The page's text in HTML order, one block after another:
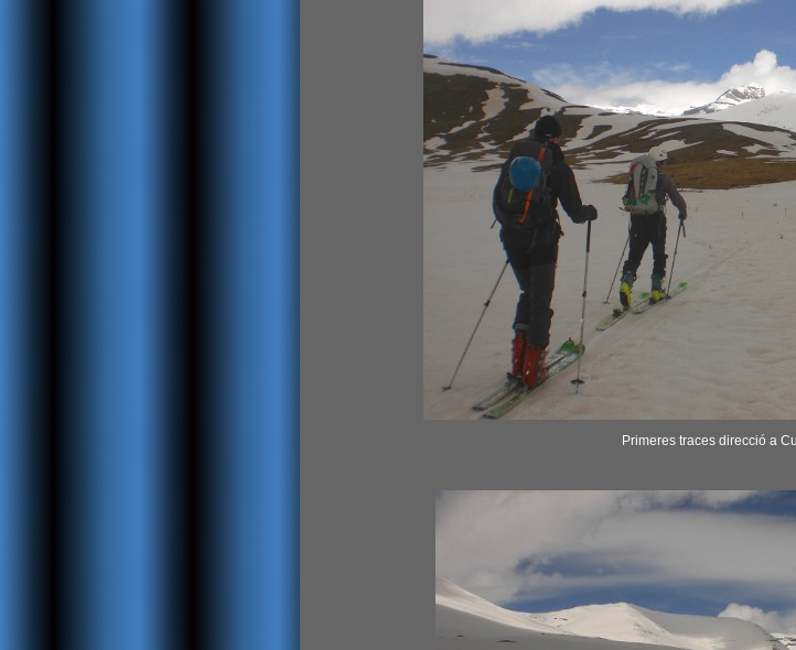
Primeres traces direcció a